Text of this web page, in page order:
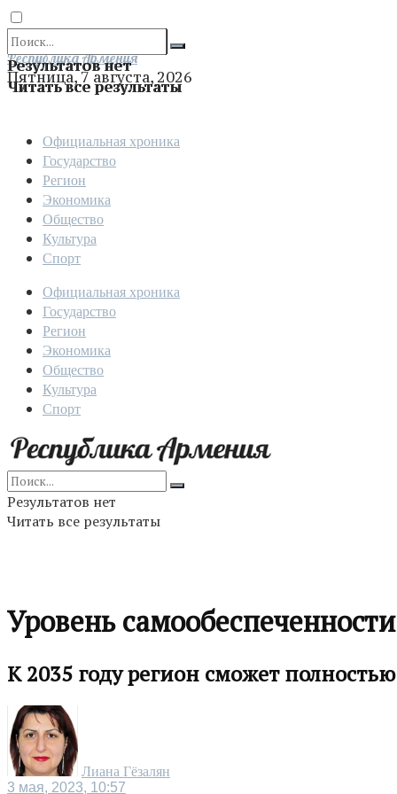
Результатов нет
Читать все результаты
Отправить
Республика Армения
Пятница, 7 августа, 2026
Официальная хроника
Государство
Регион
Экономика
Общество
Культура
Спорт
Официальная хроника
Государство
Регион
Экономика
Общество
Культура
Спорт
Результатов нет
Читать все результаты
Уровень
К 2035 году регион сможет
Лиана Гёзалян
3 мая, 2023, 10:57